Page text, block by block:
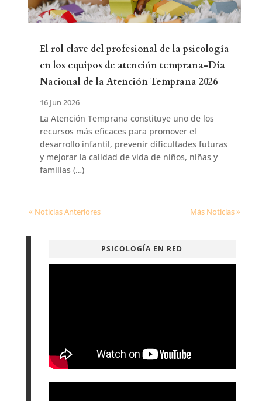
El rol clave del profesional de la psicología
en los equipos de atención temprana-Día
Nacional de la Atención Temprana 2026
16 Jun 2026
La Atención Temprana constituye uno de los
recursos más eficaces para promover el
desarrollo infantil, prevenir dificultades futuras
y mejorar la calidad de vida de niños, niñas y
familias (…)
« Noticias Anteriores Más Noticias »
PSICOLOGÍA EN RED